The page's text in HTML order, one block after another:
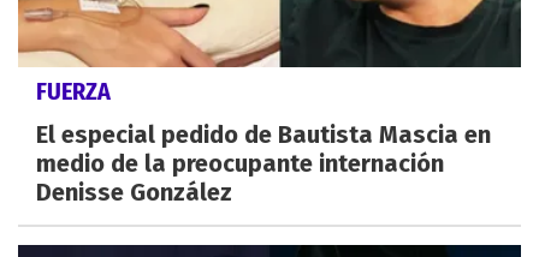
FUERZA
El especial pedido de Bautista Mascia en
medio de la preocupante internación
Denisse González